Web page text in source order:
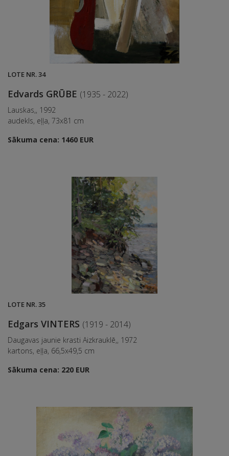
LOTE NR. 34
Edvards GRŪBE (1935 - 2022)
Lauskas,, 1992
audekls, eļļa, 73x81 cm
Sākuma cena: 1460 EUR
LOTE NR. 35
Edgars VINTERS (1919 - 2014)
Daugavas jaunie krasti Aizkrauklē,, 1972
kartons, eļļa, 66,5x49,5 cm
Sākuma cena: 220 EUR